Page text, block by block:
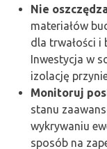
Nie
materiałów
dla trwałości i
Inwestycja w
izolację
Monitoruj
stanu
wykrywaniu
sposób na